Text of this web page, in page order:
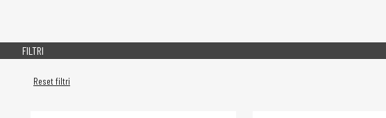
FILTRI
Reset filtri